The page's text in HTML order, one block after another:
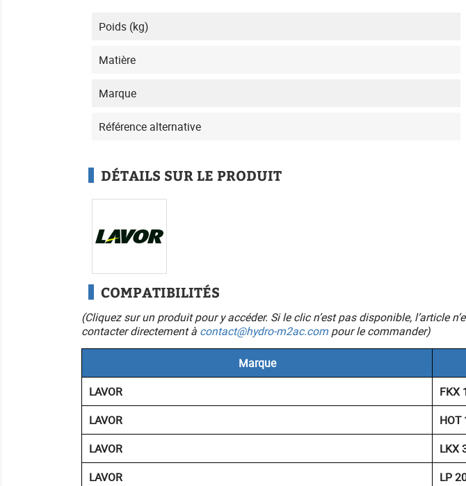
Poids (kg)
Matière
Marque
Référence alternative
DÉTAILS SUR LE PRODUIT
COMPATIBILITÉS
(Cliquez sur un produit pour y accéder. Si le clic n’est pas disponible, l’article
contacter directement à contact@hydro-m2ac.compour le commander)
Marque
LAVOR
FKX
LAVOR
HOT
LAVOR
LKX
LAVOR
LP